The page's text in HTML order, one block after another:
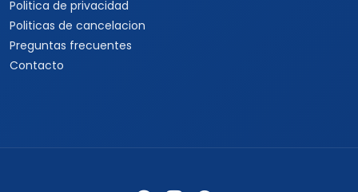
Politica de privacidad
Politicas de cancelacion
Preguntas frecuentes
Contacto